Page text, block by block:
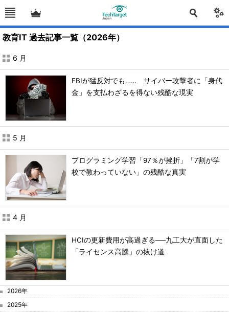
教育IT 過去記事一覧（2026年）
6 月
FBIが猛反対でも…… サイバー攻撃者に「身代
金」を支払わざるを得ない残酷な現実
5 月
プログラミング学習「97％が挫折」「7割が学
校で教わっていない」の残酷な真実
4 月
HCIの更新費用が高過ぎる──九工大が直面した
「ライセンス高騰」の抜け道
2026年
2025年